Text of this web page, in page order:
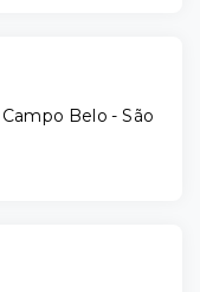
Belo - São